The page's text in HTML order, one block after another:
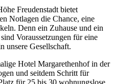
Freudenstadt bietet
Notlagen die Chance, eine
Denn ein Zuhause und ein
Voraussetzungen für eine
unsere Gesellschaft.
Hotel Margarethenhof in der
und seitdem Schritt für
für 25 bis 30 wohnungslose